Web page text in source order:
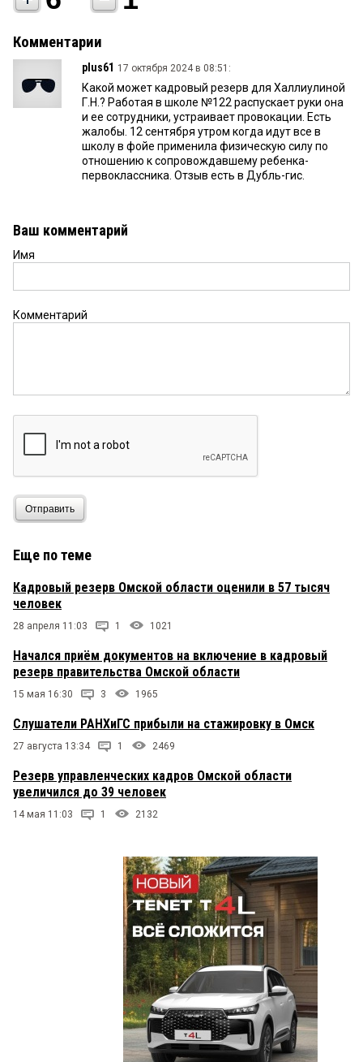
Комментарии
plus61 17 октября 2024 в 08:51:
Какой может кадровый резерв для Халлиулиной
Г.Н.? Работая в школе №122 распускает руки она
и ее сотрудники, устраивает провокации. Есть
жалобы. 12 сентября утром когда идут все в
школу в фойе применила физическую силу по
отношению к сопровождавшему ребенка-
первоклассника. Отзыв есть в Дубль-гис.
Ваш комментарий
Имя
Комментарий
Отправить
Еще по теме
Кадровый резерв Омской области оценили в 57 тысяч
человек
28 апреля 11:03 1 1021
Начался приём документов на включение в кадровый
резерв правительства Омской области
15 мая 16:30 3 1965
Слушатели РАНХиГС прибыли на стажировку в Омск
27 августа 13:34 1 2469
Резерв управленческих кадров Омской области
увеличился до 39 человек
14 мая 11:03 1 2132